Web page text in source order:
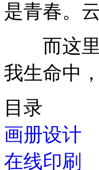
是青春。
而这里
我生命中
目录
画册设计
在线印刷